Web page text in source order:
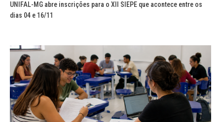
UNIFAL-MG abre inscrições para o XII SIEPE que acontece entre os
dias 04 e 16/11